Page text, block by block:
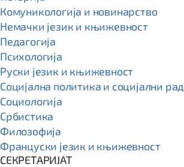
Комуникологија и новинарство
Немачки језик и књижевност
Педагогија
Психологија
Руски језик и књижевност
Социјална политика и социјални рад
Социологија
Србистика
Филозофија
Француски језик и књижевност
СЕКРЕТАРИЈАТ